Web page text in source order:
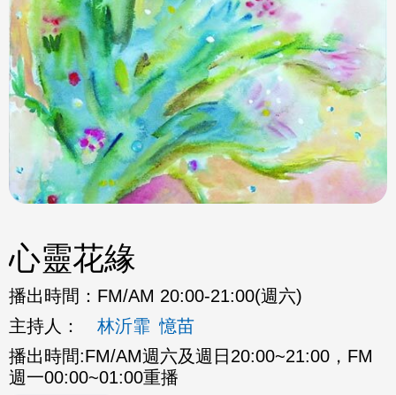
心靈花緣
播出時間： FM/AM 20:00-21:00(週六)
主持人：
林沂霏 憶苗
播出時間:FM/AM週六及週日20:00~21:00，FM
週一00:00~01:00重播